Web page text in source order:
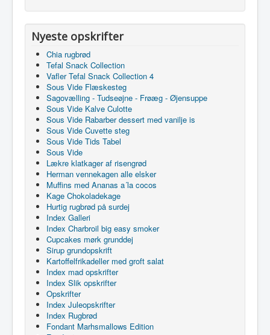
Nyeste opskrifter
Chia rugbrød
Tefal Snack Collection
Vafler Tefal Snack Collection 4
Sous Vide Flæskesteg
Sagovælling - Tudseøjne - Frøæg - Øjensuppe
Sous Vide Kalve Culotte
Sous Vide Rabarber dessert med vanilje is
Sous Vide Cuvette steg
Sous Vide Tids Tabel
Sous Vide
Lækre klatkager af risengrød
Herman vennekagen alle elsker
Muffins med Ananas a´la cocos
Kage Chokoladekage
Hurtig rugbrød på surdej
Index Galleri
Index Charbroil big easy smoker
Cupcakes mørk grunddej
Sirup grundopskrift
Kartoffelfrikadeller med groft salat
Index mad opskrifter
Index Slik opskrifter
Opskrifter
Index Juleopskrifter
Index Rugbrød
Fondant Marhsmallows Edition